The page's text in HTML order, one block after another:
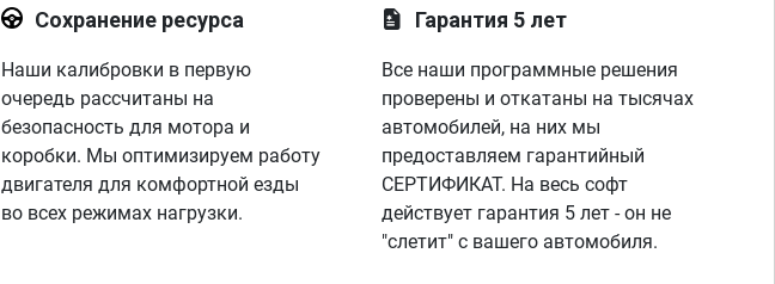
Сохранение ресурса
Наши калибровки в первую
очередь рассчитаны на
безопасность для мотора и
коробки. Мы оптимизируем работу
двигателя для комфортной езды
во всех режимах нагрузки.
Гарантия 5 лет
Все наши программные решения
проверены и откатаны на тысячах
автомобилей, на них мы
предоставляем гарантийный
СЕРТИФИКАТ. На весь софт
действует гарантия 5 лет - он не
"слетит" с вашего автомобиля.